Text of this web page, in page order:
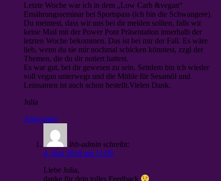
Letzte Woche war ich in dem „Low Carb &vegan“
Ernährungsseminar bei Sportspass (ich bin die Schwangere).
Du meintest, dass wir uns bei dir melden sollten, falls wir
keine Mail mit der Power Pont Präsentation innerhalb der
letzten Woche bekommen. Das ist bei mir der Fall. Es wäre
lieb, wenn du sie mir nochmal schicken könntest, zzgl der
Themen, die du dir notiert hattest.
Es war gut, bei dir gewesen zu sein. Seitdem bin ich wieder
voll vegan unterwegs und die Mühle für Sesamöl und
Leinsamen ist auch schon bestellt.Vielen Dank.
Julia
Antworten
lhb-admin schreibt:
4. Juni 2018 um 11:09
Liebe Julia,
danke für dein tolles Feedback